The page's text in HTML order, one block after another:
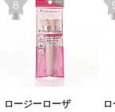
ロージーローザ